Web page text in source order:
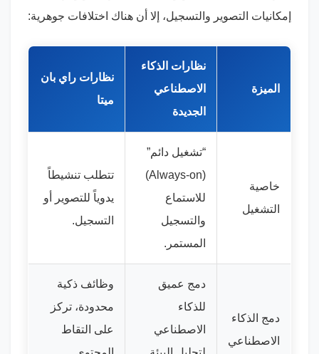
إمكانيات التصوير والتسجيل، إلا أن هناك اختلافات جوهرية:
الميزة
نظارات الذكاء
الاصطناعي
الجديدة
نظارات راي بان
ميتا
خاصية
التشغيل
“تشغيل دائم”
(
Always-on
)
للاستماع
والتسجيل
المستمر.
تتطلب تنشيطاً
يدوياً للتصوير أو
التسجيل.
دمج الذكاء
الاصطناعي
دمج عميق
للذكاء
الاصطناعي
وظائف ذكية
محدودة، تركز
على التقاط